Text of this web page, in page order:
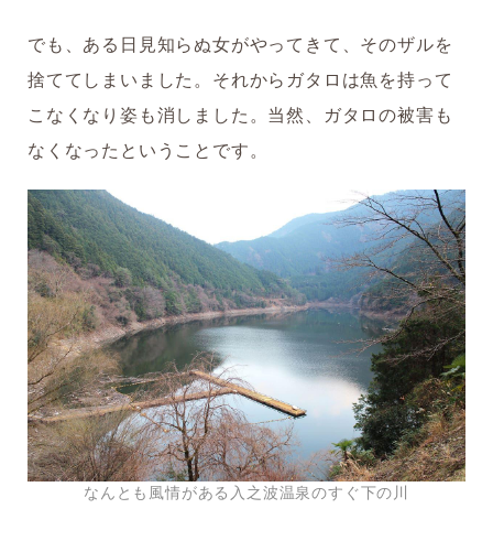
でも、ある日見知らぬ女がやってきて、そのザルを
捨ててしまいました。それからガタロは魚を持って
こなくなり姿も消しました。当然、ガタロの被害も
なくなったということです。
なんとも風情がある入之波温泉のすぐ下の川